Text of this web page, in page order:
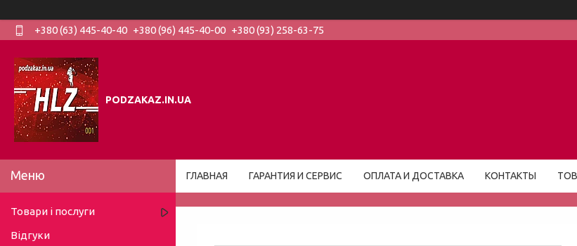
+380 (63) 445-40-40 +380 (96) 445-40-00 +380 (93) 258-63-75
PODZAKAZ.IN.UA
ГЛАВНАЯ ГАРАНТИЯ И СЕРВИС ОПЛАТА И ДОСТАВКА КОНТАКТЫ
Товари і послуги
Відгуки